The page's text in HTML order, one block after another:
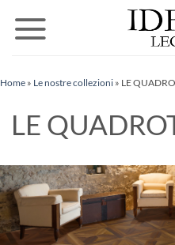
Home » Le nostre collezioni » LE
LE